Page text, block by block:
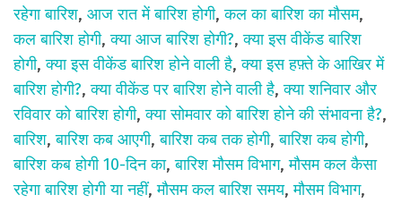
रहेगा बारिश, आज रात में बारिश होगी,कल का बारिश का मौसम,
कल बारिश होगी,क्या आज बारिश होगी?,क्या इस वीकेंड बारिश
होगी,क्या इस वीकेंड बारिश होने वाली है,क्या इस हफ़्ते के आखिर में
बारिश होगी?,क्या वीकेंड पर बारिश होने वाली है,क्या शनिवार और
रविवार को बारिश होगी,क्या सोमवार को बारिश होने की संभावना है?,
बारिश,बारिश कब आएगी,बारिश कब तक होगी,बारिश कब होगी,
बारिश कब होगी 10-दिन का,बारिश मौसम विभाग,मौसम कल कैसा
रहेगा बारिश होगी या नहीं,मौसम कल बारिश समय,मौसम विभाग,